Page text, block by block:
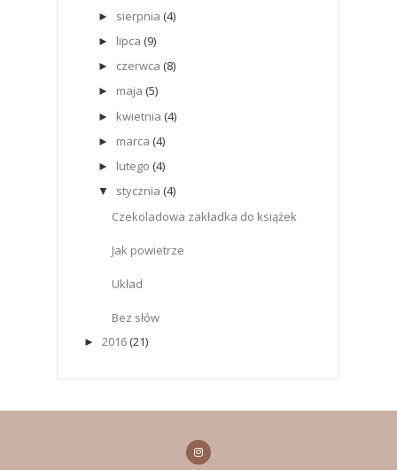
► sierpnia (4)
► lipca (9)
► czerwca (8)
► maja (5)
► kwietnia (4)
► marca (4)
► lutego (4)
▼ stycznia (4)
Czekoladowa zakładka do książek
Jak powietrze
Układ
Bez słów
► 2016 (21)